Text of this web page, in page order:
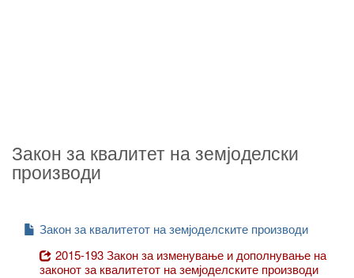
Закон за квалитет на земјоделски
производи
Закон за квалитетот на земјоделските производи
2015-193 Закон за изменување и дополнување на
законот за квалитетот на земјоделските производи